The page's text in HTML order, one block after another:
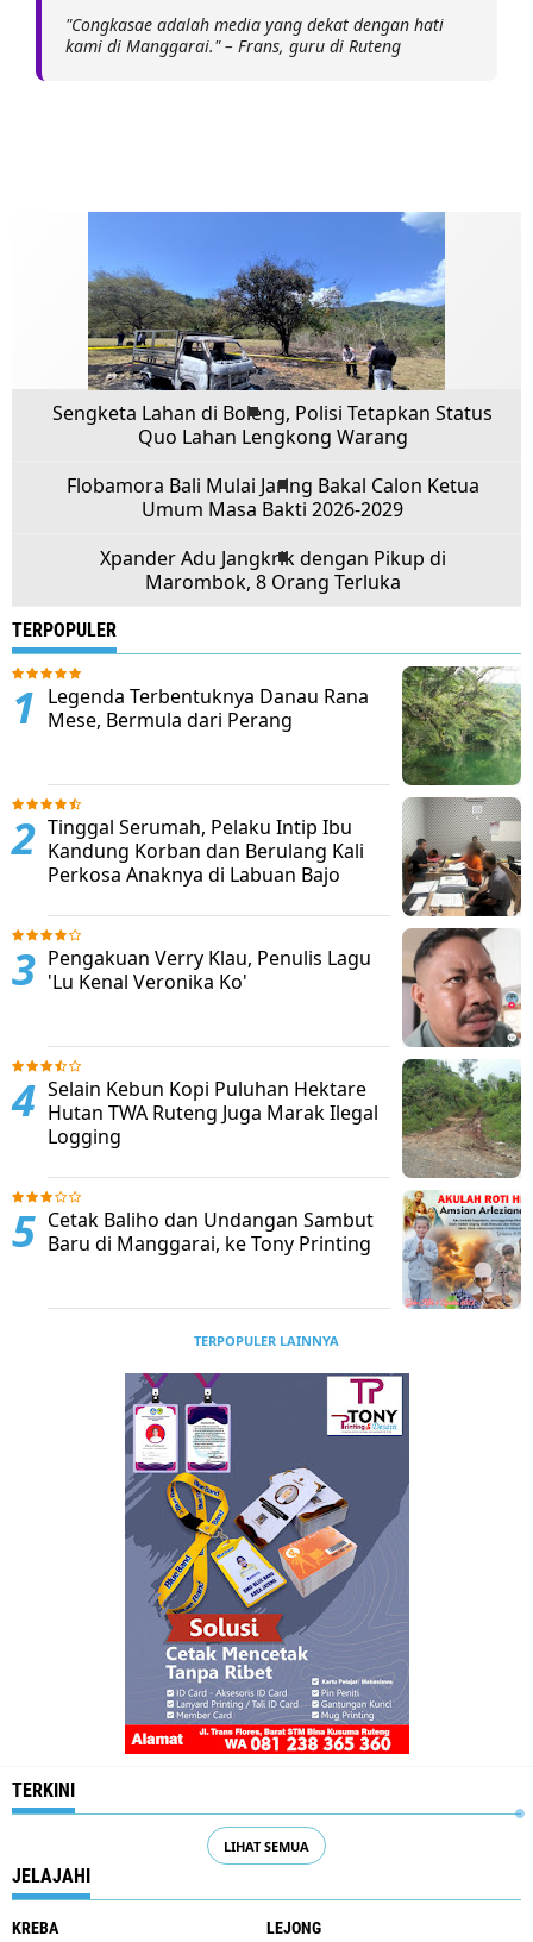
"Congkasae adalah media yang dekat dengan hati
kami di Manggarai." – Frans, guru di Ruteng
Sengketa Lahan di Boleng, Polisi Tetapkan Status
Quo Lahan Lengkong Warang
Flobamora Bali Mulai Jaring Bakal Calon Ketua
Umum Masa Bakti 2026-2029
Xpander Adu Jangkrik dengan Pikup di
Marombok, 8 Orang Terluka
TERPOPULER
Legenda Terbentuknya Danau Rana
Mese, Bermula dari Perang
Tinggal Serumah, Pelaku Intip Ibu
Kandung Korban dan Berulang Kali
Perkosa Anaknya di Labuan Bajo
Pengakuan Verry Klau, Penulis Lagu
'Lu Kenal Veronika Ko'
Selain Kebun Kopi Puluhan Hektare
Hutan TWA Ruteng Juga Marak Ilegal
Logging
Cetak Baliho dan Undangan Sambut
Baru di Manggarai, ke Tony Printing
TERPOPULER LAINNYA
TERKINI
LIHAT SEMUA
JELAJAHI
KREBA LEJONG